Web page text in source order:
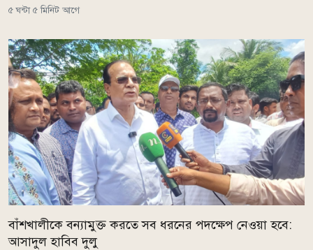
৫ ঘন্টা ৫ মিনিট আগে
বাঁশখালীকে বন্যামুক্ত করতে সব ধরনের পদক্ষেপ নেওয়া হবে:
আসাদুল হাবিব দুলু